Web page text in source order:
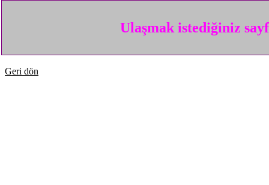
Ulaşmak istediğiniz
Geri dön